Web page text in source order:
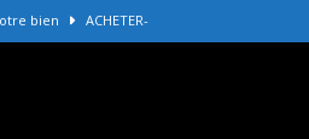
bien ACHETER-